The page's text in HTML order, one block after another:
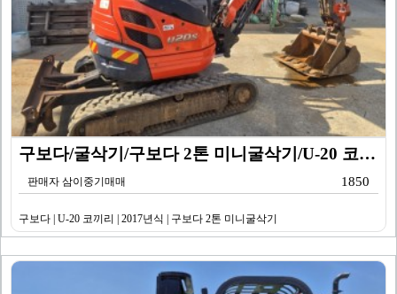
구보다/굴삭기/구보다 2톤 미니굴삭기/U-20 코끼리/…
판매자 삼이중기매매 1850
구보다 | U-20 코끼리 | 2017년식 | 구보다 2톤 미니굴삭기